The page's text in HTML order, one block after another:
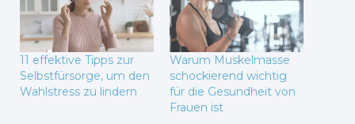
11 effektive Tipps zur
Selbstfürsorge, um den
Wahlstress zu lindern
Warum Muskelmasse
schockierend wichtig
für die Gesundheit von
Frauen ist